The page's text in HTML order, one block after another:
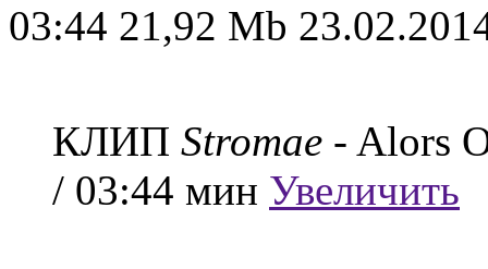
03:44 21,92 Mb
КЛИП Stromae - Alors
/ 03:44 мин Увеличить